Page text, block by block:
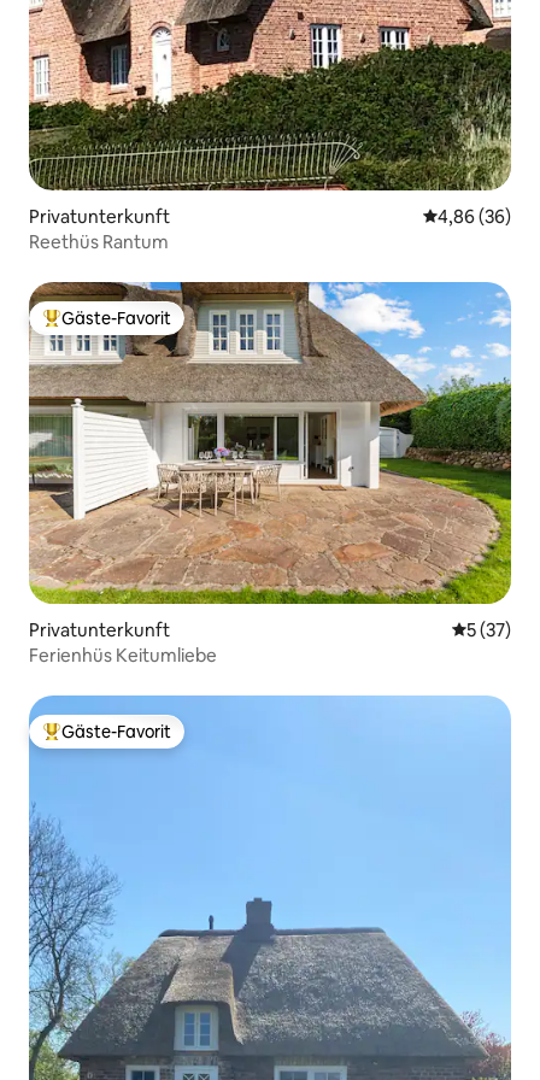
Privatunterkunft
4,86 (36)
Reethüs Rantum
Beliebter Gäste-Favorit.
Gäste-Favorit
Privatunterkunft
5 (37)
Ferienhüs Keitumliebe
Beliebter Gäste-Favorit.
Gäste-Favorit